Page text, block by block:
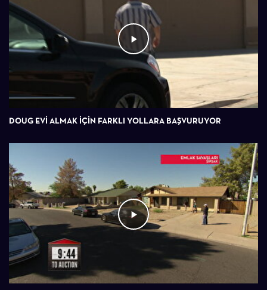
DOUG EVI ALMAK IÇIN FARKLI YOLLARA BAŞVURUYOR